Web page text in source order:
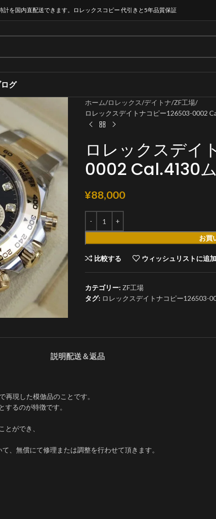
を国内直配送できます。ロレックスコピー 代引きと5年品質保証
グ
ホーム ロレックス デイトナ ZF工場
ロレックスデイトナコピー126503-0002
ロレックスデイ
0002 Cal.4130
¥88,000
お買
比較する ウィッシュリストに追
カテゴリー: ZF工場
タグ: ロレックスデイトナコピー126503-
説明配送＆返品
現した模倣品のことです。
るのが特徴です。
ができ、
、無償にて修理または調整を行わせて頂きます。